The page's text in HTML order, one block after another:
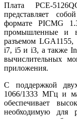
Плата PCE-
представляет
формате PICMG
промышленные и
разъемом
i7, i5 и i3, а также
вычислительных
приложения.
С поддержкой
1066/1333 МГц и
обеспечивает
необходимую для